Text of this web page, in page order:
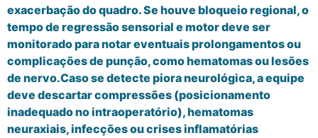
exacerbação do quadro. Se houve bloqueio regional, o
tempo de regressão sensorial e motor deve ser
monitorado para notar eventuais prolongamentos ou
complicações de punção, como hematomas ou lesões
de nervo.Caso se detecte piora neurológica, a equipe
deve descartar compressões (posicionamento
inadequado no intraoperatório), hematomas
neuraxiais, infecções ou crises inflamatórias